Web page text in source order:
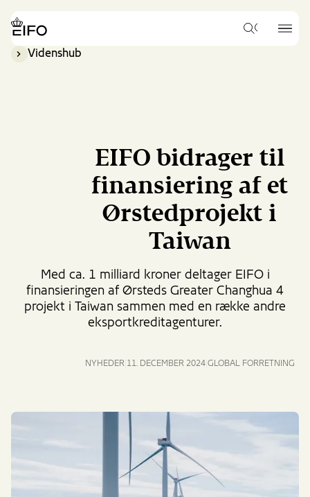
main
content
Label}}
Hvad
Videnshub
EIFO bidrager til
finansiering af et
Ørstedprojekt i
Taiwan
Med ca. 1 milliard kroner deltager EIFO i
finansieringen af Ørsteds Greater Changhua 4
projekt i Taiwan sammen med en række andre
eksportkreditagenturer.
NYHEDER 11. DECEMBER 2024 GLOBAL FORRETNING